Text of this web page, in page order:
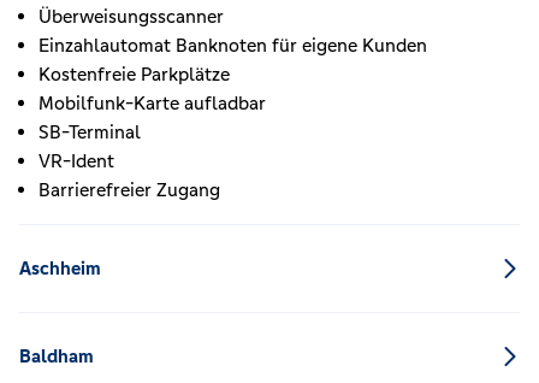
Überweisungsscanner
Einzahlautomat Banknoten für eigene Kunden
Kostenfreie Parkplätze
Mobilfunk-Karte aufladbar
SB-Terminal
VR-Ident
Barrierefreier Zugang
Aschheim
Baldham